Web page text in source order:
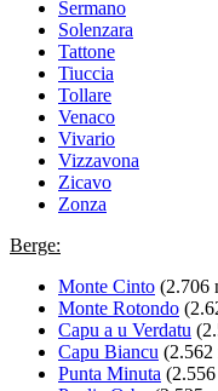
Sermano
Solenzara
Tattone
Tiuccia
Tollare
Venaco
Vivario
Vizzavona
Zicavo
Zonza
Berge:
Monte Cinto (2.706
Monte Rotondo
Capu a u Verdatu
Capu Biancu (2.562
Punta Minuta